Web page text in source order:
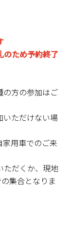
ため予約終了
方の参加はご
ただけない場
用車でのご来
だくか、現地
集合となりま